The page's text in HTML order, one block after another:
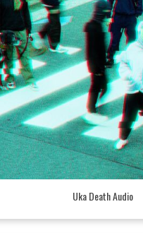
Uka Death Audio